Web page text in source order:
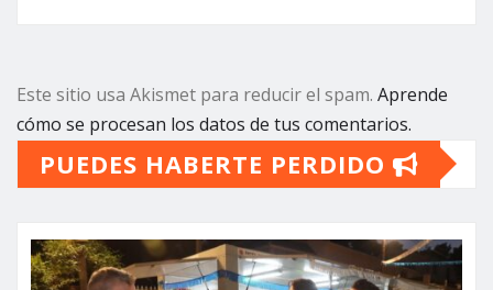
Este sitio usa Akismet para reducir el spam. Aprende
cómo se procesan los datos de tus comentarios.
PUEDES HABERTE PERDIDO